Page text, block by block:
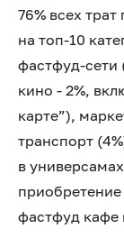
76% всех
на топ-10
фастфуд-сети
кино - 2%,
карте”),
транспорт
в
фастфуд кафе